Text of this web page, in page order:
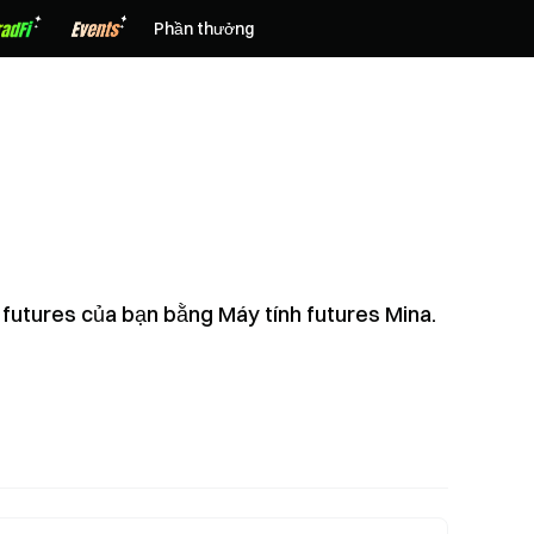
Phần thưởng
của bạn bằng Máy tính futures Mina.